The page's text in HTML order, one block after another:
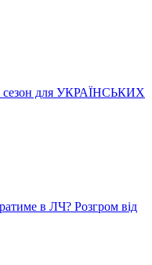
сезон для УКРАЇНСЬКИХ
в ЛЧ? Розгром від